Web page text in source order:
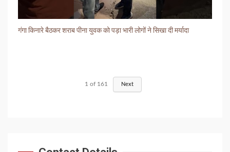
गंगा किनारे बैठकर शराब पीना युवक को पड़ा भारी लोगों ने सिखा दी मर्यादा
1 of 161 Next